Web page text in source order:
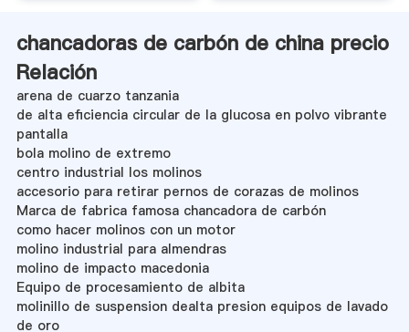
chancadoras de carbón de china precio
Relación
arena de cuarzo tanzania
de alta eficiencia circular de la glucosa en polvo vibrante
pantalla
bola molino de extremo
centro industrial los molinos
accesorio para retirar pernos de corazas de molinos
Marca de fabrica famosa chancadora de carbón
como hacer molinos con un motor
molino industrial para almendras
molino de impacto macedonia
Equipo de procesamiento de albita
molinillo de suspension dealta presion equipos de lavado
de oro